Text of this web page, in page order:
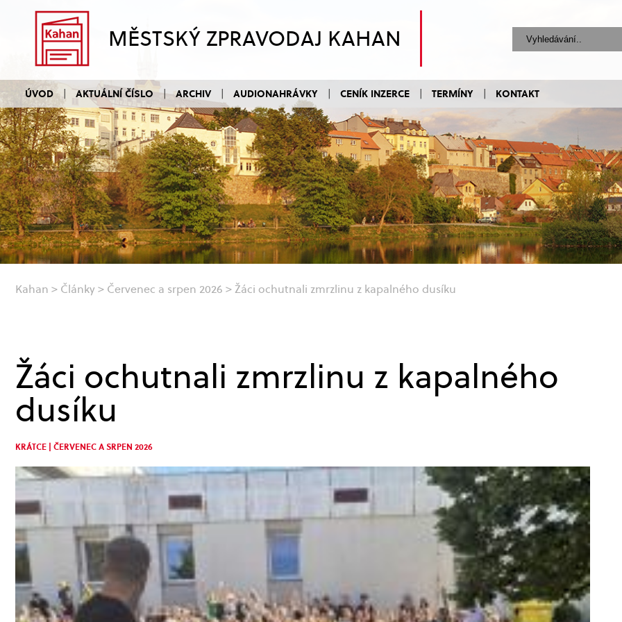
MĚSTSKÝ ZPRAVODAJ KAHAN
ÚVOD AKTUÁLNÍ ČÍSLO ARCHIV AUDIONAHRÁVKY CENÍK INZERCE TERMÍNY KONTAKT
Kahan > Články> Červenec a srpen 2026 >Žáci ochutnali zmrzlinu z kapalného dusíku
Žáci ochutnali zmrzlinu z kapalného
dusíku
KRÁTCE | ČERVENEC A SRPEN 2026